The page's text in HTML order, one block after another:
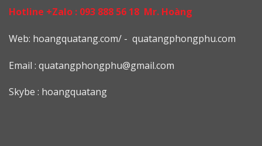
Hotline +Zalo : 093 888 56 18 Mr. Hoàng
Web: hoangquatang.com/ - quatangphongphu.com
Email : quatangphongphu@gmail.com
Skybe : hoangquatang